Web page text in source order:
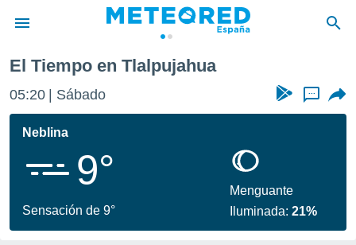
de
por
que se
a este
las
El Tiempo en Tlalpujahua
05:20 Sábado ...
Neblina
9°
Sensación de 9°
Menguante
Iluminada:21%